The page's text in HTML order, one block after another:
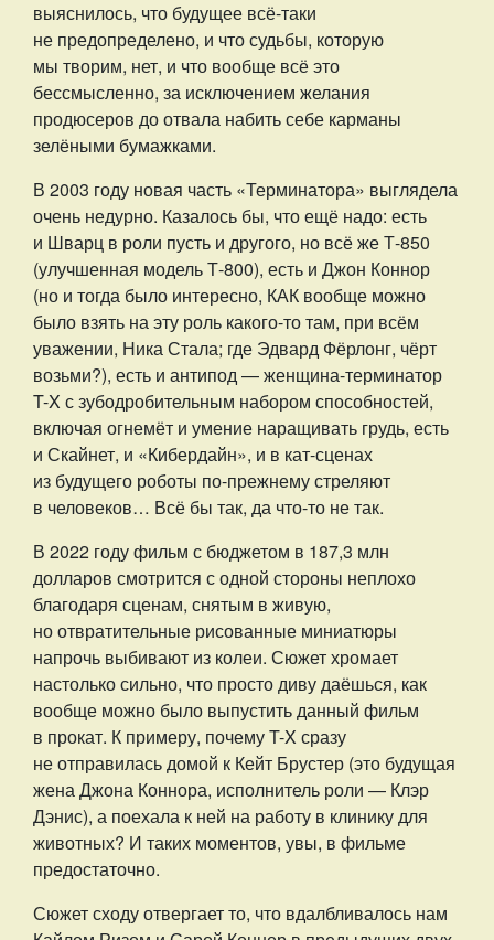
выяснилось, что будущее всё-таки
не предопределено, и что судьбы, которую
мы творим, нет, и что вообще всё это
бессмысленно, за исключением желания
продюсеров до отвала набить себе карманы
зелёными бумажками.
В 2003 году новая часть «Терминатора» выглядела
очень недурно. Казалось бы, что ещё надо: есть
и Шварц в роли пусть и другого, но всё же Т-850
(улучшенная модель Т-800), есть и Джон Коннор
(но и тогда было интересно, КАК вообще можно
было взять на эту роль какого-то там, при всём
уважении, Ника Стала; где Эдвард Фёрлонг, чёрт
возьми?), есть и антипод — женщина-терминатор
T-X с зубодробительным набором способностей,
включая огнемёт и умение наращивать грудь, есть
и Скайнет, и «Кибердайн», и в кат-сценах
из будущего роботы по-прежнему стреляют
в человеков… Всё бы так, да что-то не так.
В 2022 году фильм с бюджетом в 187,3 млн
долларов смотрится с одной стороны неплохо
благодаря сценам, снятым в живую,
но отвратительные рисованные миниатюры
напрочь выбивают из колеи. Сюжет хромает
настолько сильно, что просто диву даёшься, как
вообще можно было выпустить данный фильм
в прокат. К примеру, почему T-X сразу
не отправилась домой к Кейт Брустер (это будущая
жена Джона Коннора, исполнитель роли — Клэр
Дэнис), а поехала к ней на работу в клинику для
животных? И таких моментов, увы, в фильме
предостаточно.
Сюжет сходу отвергает то, что вдалбливалось нам